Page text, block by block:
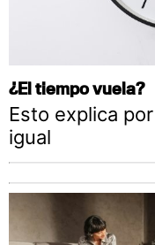
¿El tiempo vuela?
Esto explica
igual